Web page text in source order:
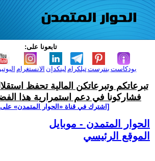
تابعونا على:
الانستغرام لينكدإن تيلكرامبنترست بودكاست
تبرعاتكم وتبرعاتكن المالية تحفظ
فشاركونا في دعم استمرارية هذا
[اشترك في قناة ‫«الحوار المتمدن» على
الحوار المتمدن - موبايل
الموقع الرئيسي